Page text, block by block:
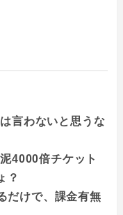
言わないと思うな
4000倍チケット
？
だけで、課金有無